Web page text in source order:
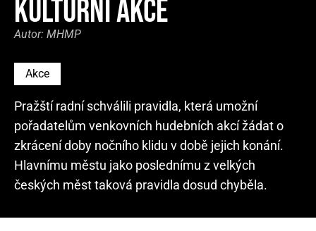
KULTURNÍ AKCE
Autor: MHMP
Akce
Pražští radní schválili pravidla, která umožní
pořadatelům venkovních hudebních akcí žádat o
zkrácení doby nočního klidu v době jejich konání.
Hlavnímu městu jako poslednímu z velkých
českých měst taková pravidla dosud chyběla.